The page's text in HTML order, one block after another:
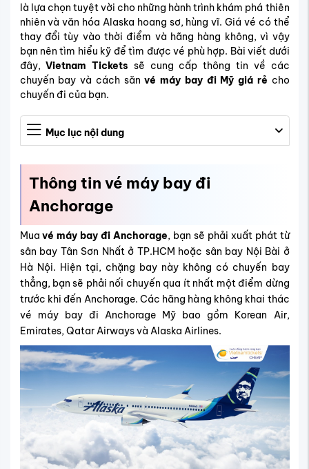
là lựa chọn tuyệt vời cho những hành trình khám phá thiên
nhiên và văn hóa Alaska hoang sơ, hùng vĩ. Giá vé có thể
thay đổi tùy vào thời điểm và hãng hàng không, vì vậy
bạn nên tìm hiểu kỹ để tìm được vé phù hợp. Bài viết dưới
đây,Vietnam Tickets sẽ cung cấp thông tin về các
chuyến bay và cách sănvé máy bay đi Mỹ giá rẻ cho
chuyến đi của bạn.
Mục lục nội dung
Thông tin vé máy bay đi
Anchorage
Muavé máy bay đi Anchorage, bạn sẽ phải xuất phát từ
sân bay Tân Sơn Nhất ở TP.HCM hoặc sân bay Nội Bài ở
Hà Nội. Hiện tại, chặng bay này không có chuyến bay
thẳng, bạn sẽ phải nối chuyến qua ít nhất một điểm dừng
trước khi đến Anchorage. Các hãng hàng không khai thác
vé máy bay đi Anchorage Mỹ bao gồm Korean Air,
Emirates, Qatar Airways và Alaska Airlines.